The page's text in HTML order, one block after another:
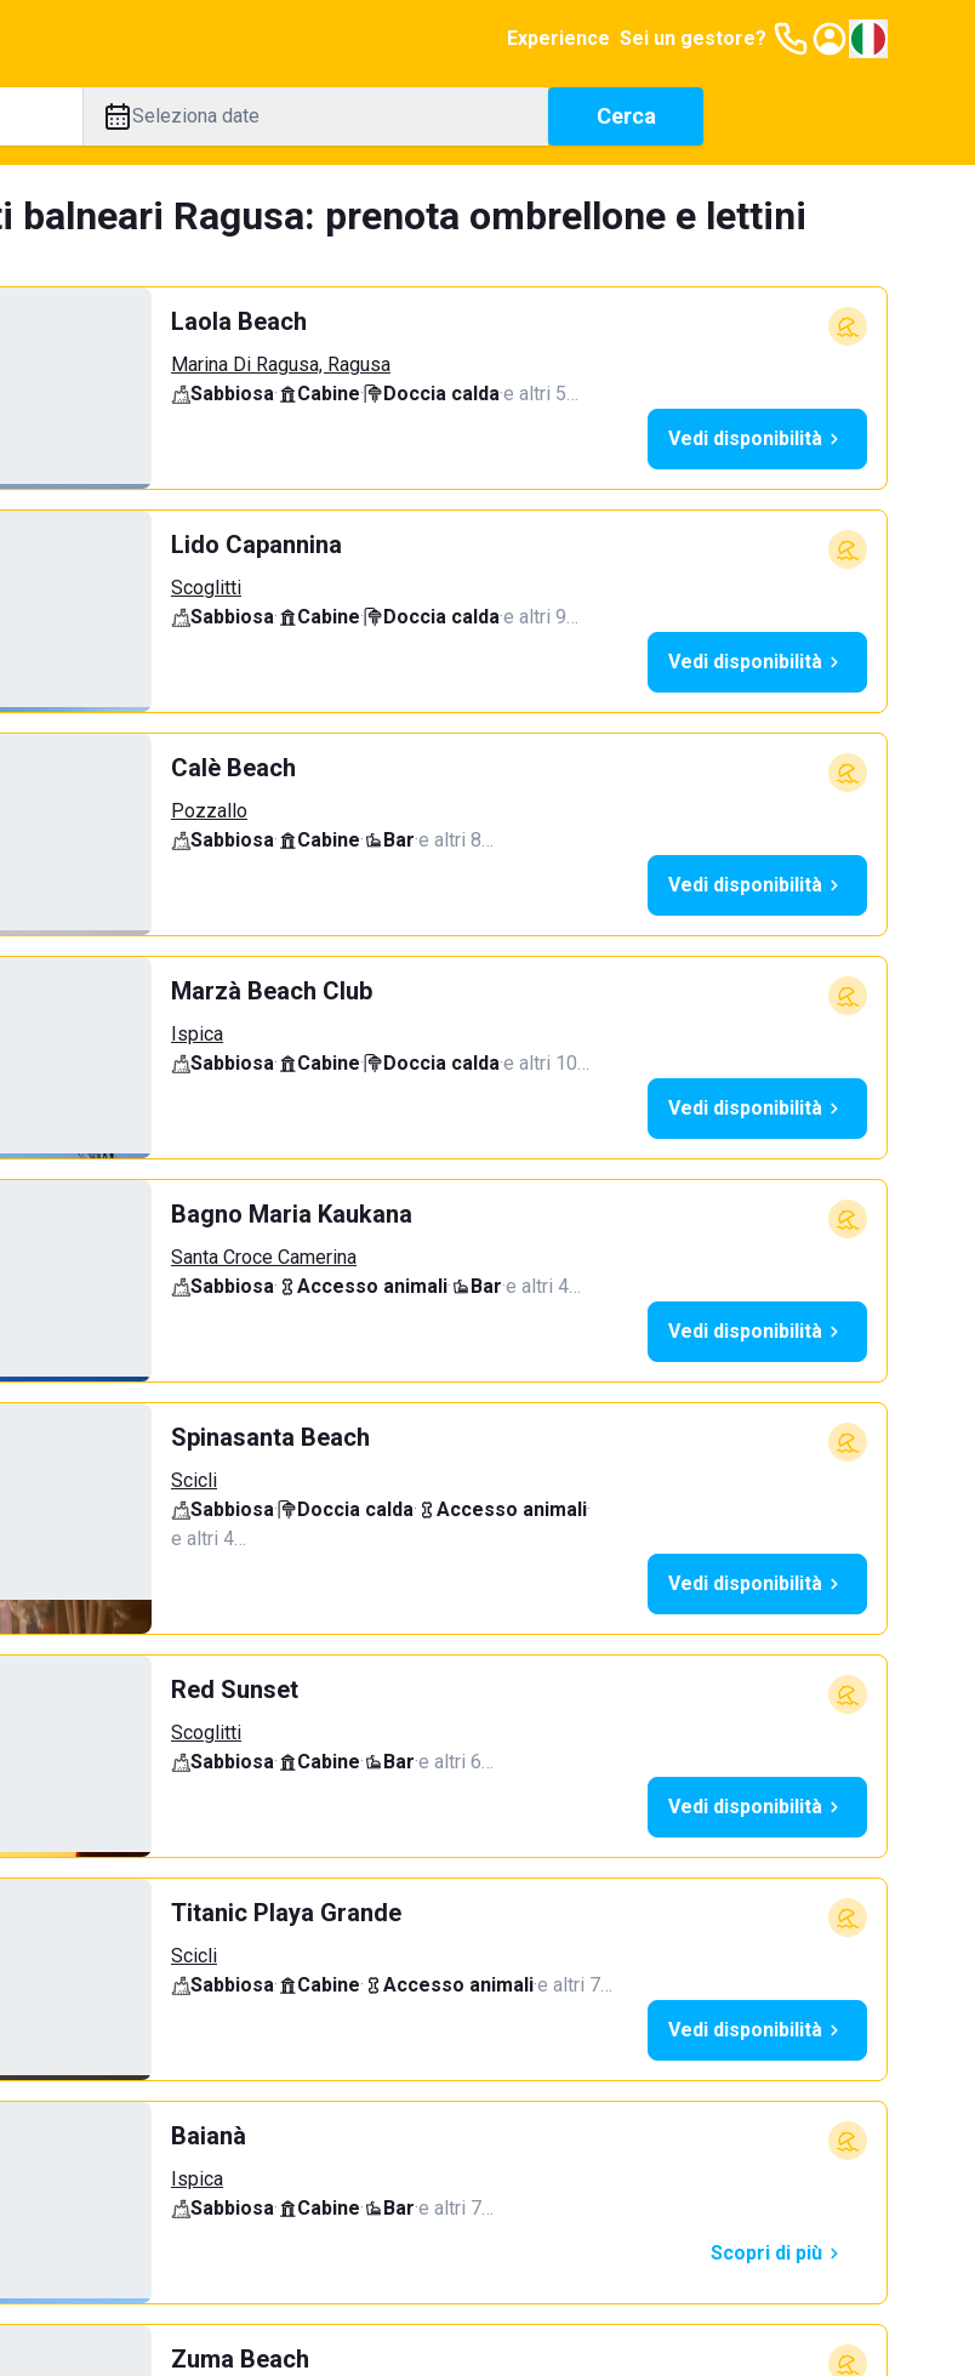
Experience Sei un gestore?
Seleziona date Cerca
balneari Ragusa: prenota ombrellone e lettini
Laola Beach
Marina Di Ragusa, Ragusa
Sabbiosa· Cabine· Doccia calda·e altri 5…
Vedi disponibilità
Lido Capannina
Scoglitti
Sabbiosa· Cabine· Doccia calda·e altri 9…
Vedi disponibilità
Calè Beach
Pozzallo
Sabbiosa· Cabine· Bar·e altri 8…
Vedi disponibilità
Marzà Beach Club
Ispica
Sabbiosa· Cabine· Doccia calda·e altri 10…
Vedi disponibilità
Bagno Maria Kaukana
Santa Croce Camerina
Sabbiosa· Accesso animali· Bar·e altri 4…
Vedi disponibilità
Spinasanta Beach
Scicli
Sabbiosa· Doccia calda· Accesso animali·
e altri 4…
Vedi disponibilità
Red Sunset
Scoglitti
Sabbiosa· Cabine· Bar·e altri 6…
Vedi disponibilità
Titanic Playa Grande
Scicli
Sabbiosa· Cabine· Accesso animali·e altri 7…
Vedi disponibilità
Baianà
Ispica
Sabbiosa· Cabine· Bar·e altri 7…
Scopri di più
Zuma Beach